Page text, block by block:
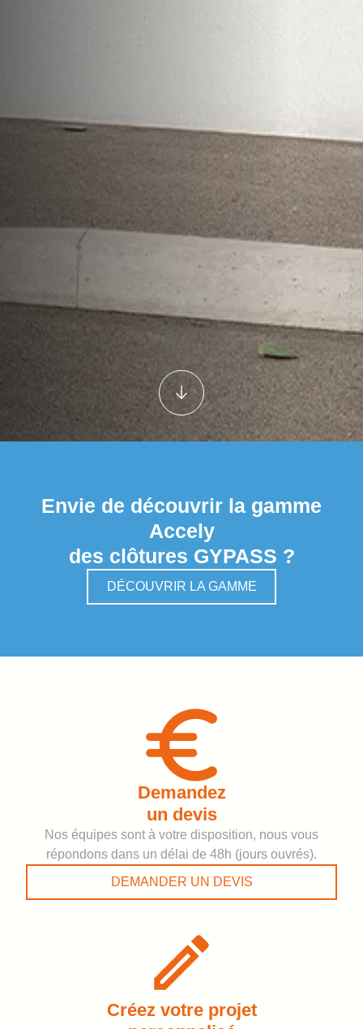
Envie de découvrir la gamme
Accely
des clôtures GYPASS ?
DÉCOUVRIR LA GAMME
Demandez
un devis
Nos équipes sont à votre disposition, nous vous
répondons dans un délai de 48h (jours ouvrés).
DEMANDER UN DEVIS
Créez votre projet